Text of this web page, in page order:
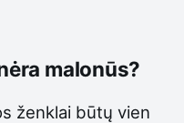
malonūs?
ženklai būtų vien